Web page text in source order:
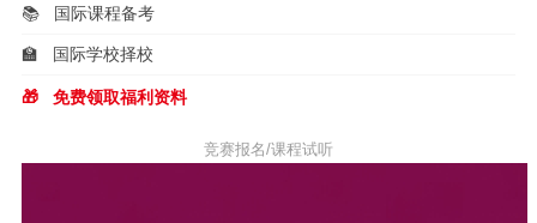
📚 国际课程备考
🏫 国际学校择校
🎁 免费领取福利资料
竞赛报名/课程试听